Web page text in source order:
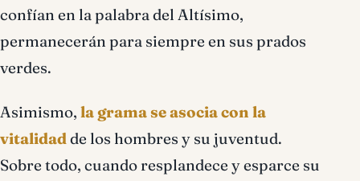
confían en la palabra del Altísimo,
permanecerán para siempre en sus prados
verdes.
Asimismo, la grama se asocia con la
vitalidadde los hombres y su juventud.
Sobre todo, cuando resplandece y esparce su